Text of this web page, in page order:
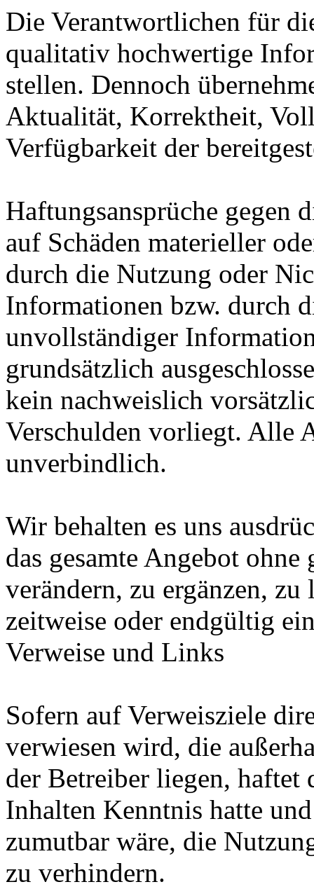
Die Verantwortlichen für
qualitativ hochwertige
stellen. Dennoch
Aktualität, Korrektheit,
Verfügbarkeit der
Haftungsansprüche gegen
auf Schäden materieller
durch die Nutzung oder
Informationen bzw. durch
unvollständiger
grundsätzlich
kein nachweislich
Verschulden vorliegt. Alle
unverbindlich.
Wir behalten es uns
das gesamte Angebot
verändern, zu ergänzen,
zeitweise oder endgültig
Verweise und Links
Sofern auf Verweisziele
verwiesen wird, die
der Betreiber liegen, haftet
Inhalten Kenntnis hatte
zumutbar wäre, die
zu verhindern.